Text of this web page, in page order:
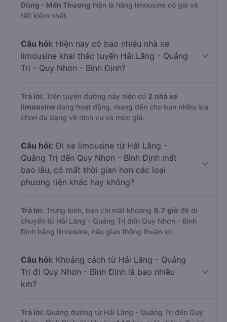
Dũng - Mến Thương hiện là hãng limousine có giá vé
tiết kiệm nhất.
Câu hỏi: Hiện nay có bao nhiêu nhà xe
limousine khai thác tuyến Hải Lăng - Quảng
Trị - Quy Nhơn - Bình Định?
Trả lời: Trên tuyến đường này hiện có 2 nhà xe
limousine đang hoạt động, mang đến cho bạn nhiều lựa
chọn đa dạng về dịch vụ và mức giá.
Câu hỏi: Đi xe limousine từ Hải Lăng -
Quảng Trị đến Quy Nhơn - Bình Định mất
bao lâu, có mất thời gian hơn các loại
phương tiện khác hay không?
Trả lời: Trung bình, bạn chỉ mất khoảng 9.7 giờ để di
chuyển từ Hải Lăng - Quảng Trị đến Quy Nhơn - Bình
Định bằng limousine, nếu giao thông thuận lợi.
Câu hỏi: Khoảng cách từ Hải Lăng - Quảng
Trị đi Quy Nhơn - Bình Định là bao nhiêu
km?
Trả lời: Quãng đường từ Hải Lăng - Quảng Trị đến Quy